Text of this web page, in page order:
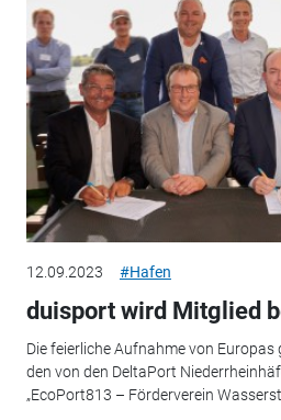
12.09.2023 #Hafen
duisport wird Mitglied
Die feierliche Aufnahme von
den von den DeltaPort
„EcoPort813 – Förderverein